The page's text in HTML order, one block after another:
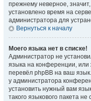
прежнему неверное,
установлено время на
администратора для
Вернуться к началу
Моего языка нет в списке!
Администратор не
языка на конференции, или
перевёл phpBB на ваш
у администратора
установить нужный вам
такого языкового пакета не